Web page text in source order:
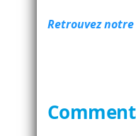
Retrouvez